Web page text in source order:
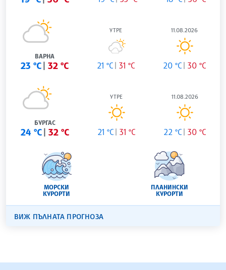
ВАРНА
23 °C 32 °C
УТРЕ
21 °C 31 °C
11.08.2026
20 °C 30 °C
БУРГАС
24 °C 32 °C
УТРЕ
21 °C 31 °C
11.08.2026
22 °C 30 °C
МОРСКИ
КУРОРТИ
ПЛАНИНСКИ
КУРОРТИ
ВИЖ ПЪЛНАТА ПРОГНОЗА